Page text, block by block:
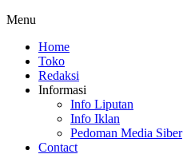
Menu
Home
Toko
Redaksi
Informasi
Info Liputan
Info Iklan
Pedoman Media Siber
Contact